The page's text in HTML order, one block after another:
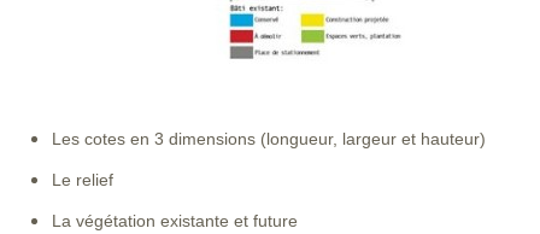
Les cotes en 3 dimensions (longueur, largeur et hauteur)
Le relief
La végétation existante et future